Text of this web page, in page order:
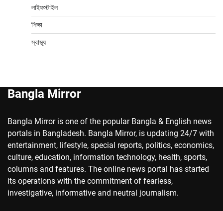
লাইফস্টাইল
শিক্ষা
স্বাস্থ্য
Bangla Mirror
Bangla Mirror is one of the popular Bangla & English news
portals in Bangladesh. Bangla Mirror, is updating 24/7 with
entertainment, lifestyle, special reports, politics, economics,
culture, education, information technology, health, sports,
columns and features. The online news portal has started
its operations with the commitment of fearless,
investigative, informative and neutral journalism.